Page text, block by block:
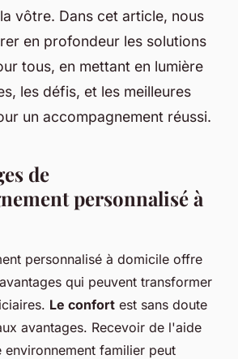
vôtre. Dans cet article, nous
en profondeur les solutions
tous, en mettant en lumière
les défis, et les meilleures
un accompagnement réussi.
de
personnalisé à
personnalisé à domicile offre
qui peuvent transformer
Le confort est sans doute
avantages. Recevoir de l'aide
environnement familier peut